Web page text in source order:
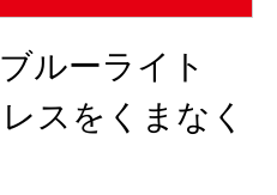
ルーライト
スをくまなく